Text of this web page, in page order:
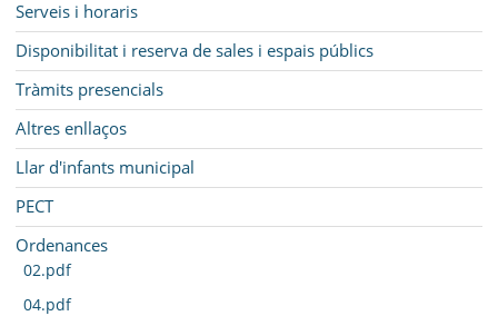
Serveis i horaris
Disponibilitat i reserva de sales i espais públics
Tràmits presencials
Altres enllaços
Llar d'infants municipal
PECT
Ordenances
02.pdf
04.pdf